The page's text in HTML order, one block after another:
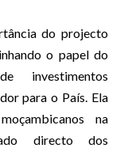
do projecto
o papel do
investimentos
para o País. Ela
na
directo dos